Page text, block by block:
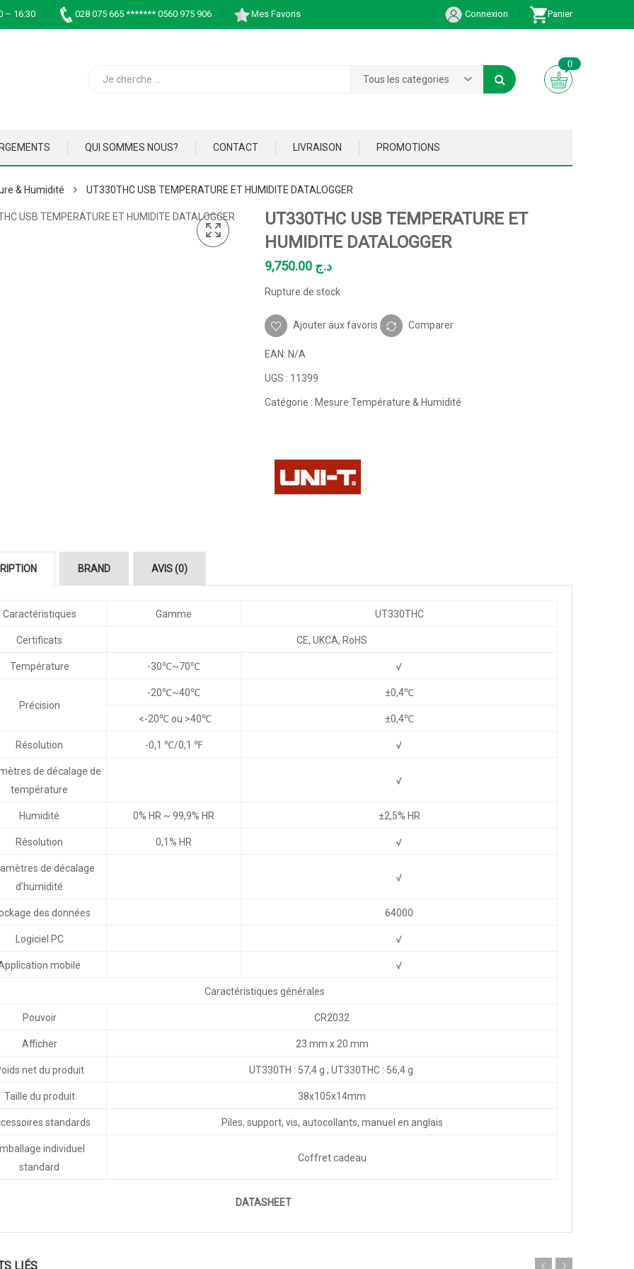
– 16:30 028 075 665 ******* 0560 975 906 Mes Favoris Connexion Panier
Tous les categories
0
QUI SOMMES NOUS? CONTACT LIVRAISON PROMOTIONS
& Humidité UT330THC USB TEMPERATURE ET HUMIDITE DATALOGGER
UT330THC USB TEMPERATURE ET
HUMIDITE DATALOGGER
د.ج
Rupture de stock
Ajouter aux favoris Comparer
EAN: N/A
UGS : 11399
Catégorie : Mesure Température & Humidité
BRAND AVIS (0)
Caractéristiques Gamme UT330THC
Certificats CE, UKCA, RoHS
Température -30℃~70℃ √
Précision
-20℃~40℃ ±0,4℃
<-20℃ ou >40℃ ±0,4℃
Résolution -0,1 ℃/0,1 ℉ √
de décalage de
température
√
Humidité 0% HR ~ 99,9% HR ±2,5% HR
Résolution 0,1% HR √
de décalage
d’humidité
√
des données 64000
Logiciel PC √
mobile √
Caractéristiques générales
Pouvoir CR2032
Afficher 23 mm x 20 mm
net du produit UT330TH : 57,4 g ; UT330THC : 56,4 g.
Taille du produit 38x105x14mm
standards Piles, support, vis, autocollants, manuel en anglais
individuel
standard
Coffret cadeau
DATASHEET
LIÉS